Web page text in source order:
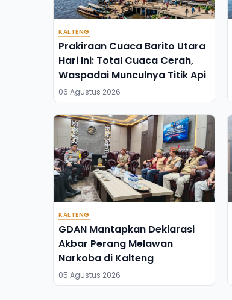
KALTENG
Prakiraan Cuaca Barito Utara
Hari Ini: Total Cuaca Cerah,
Waspadai Munculnya Titik Api
06 Agustus 2026
KALTENG
GDAN Mantapkan Deklarasi
Akbar Perang Melawan
Narkoba di Kalteng
05 Agustus 2026